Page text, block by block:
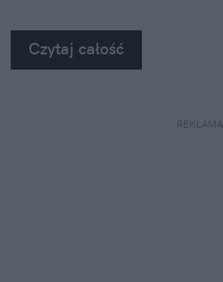
Czytaj całość
REKLAMA